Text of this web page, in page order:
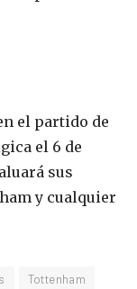
el partido de
el 6 de
sus
y cualquier
Tottenham